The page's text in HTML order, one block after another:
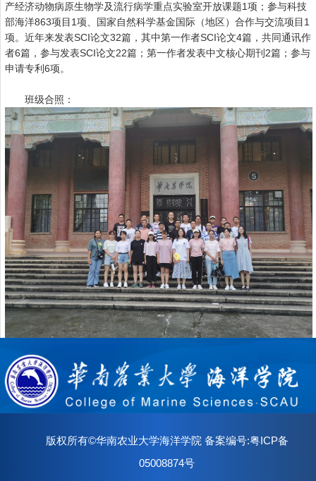
产经济动物病原生物学及流行病学重点实验室开放课题1项；参与科技
部海洋863项目1项、国家自然科学基金国际（地区）合作与交流项目1
项。近年来发表SCI论文32篇，其中第一作者SCI论文4篇，共同通讯作
者6篇，参与发表SCI论文22篇；第一作者发表中文核心期刊2篇；参与
申请专利6项。
班级合照：
版权所有©华南农业大学海洋学院 备案编号:粤ICP备
05008874号